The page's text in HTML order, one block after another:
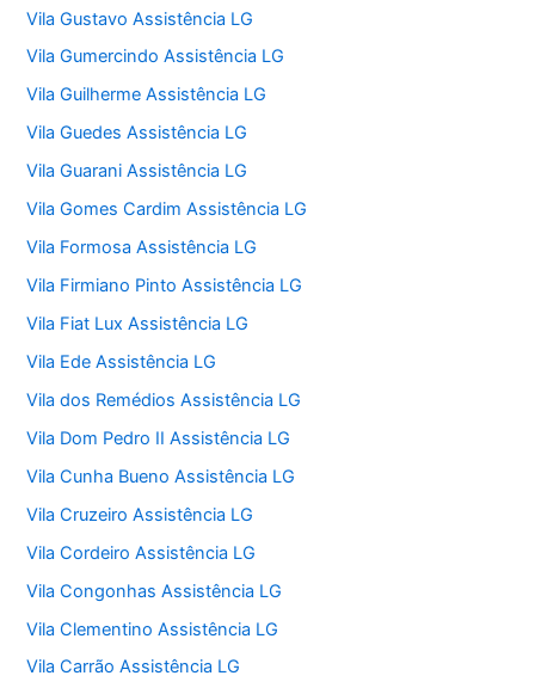
Vila Gustavo Assistência LG
Vila Gumercindo Assistência LG
Vila Guilherme Assistência LG
Vila Guedes Assistência LG
Vila Guarani Assistência LG
Vila Gomes Cardim Assistência LG
Vila Formosa Assistência LG
Vila Firmiano Pinto Assistência LG
Vila Fiat Lux Assistência LG
Vila Ede Assistência LG
Vila dos Remédios Assistência LG
Vila Dom Pedro II Assistência LG
Vila Cunha Bueno Assistência LG
Vila Cruzeiro Assistência LG
Vila Cordeiro Assistência LG
Vila Congonhas Assistência LG
Vila Clementino Assistência LG
Vila Carrão Assistência LG